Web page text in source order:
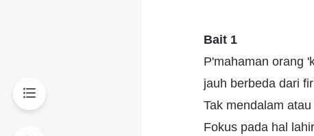
Bait 1
P'mahaman orang
jauh berbeda dari
Tak mendalam
Fokus pada hal